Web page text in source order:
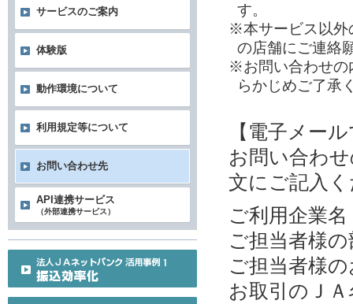
す。
※本サービス以外
の店舗にご連絡
※お問い合わせの
らかじめご了承
【電子メー
お問い合わ
文にご記入
ご利用企業名
ご担当者様
ご担当者様
お取引のＪＡ
サービスのご案内
体験版
動作環境について
利用規定等について
お問い合わせ先
API連携サービス
（外部連携サービス）